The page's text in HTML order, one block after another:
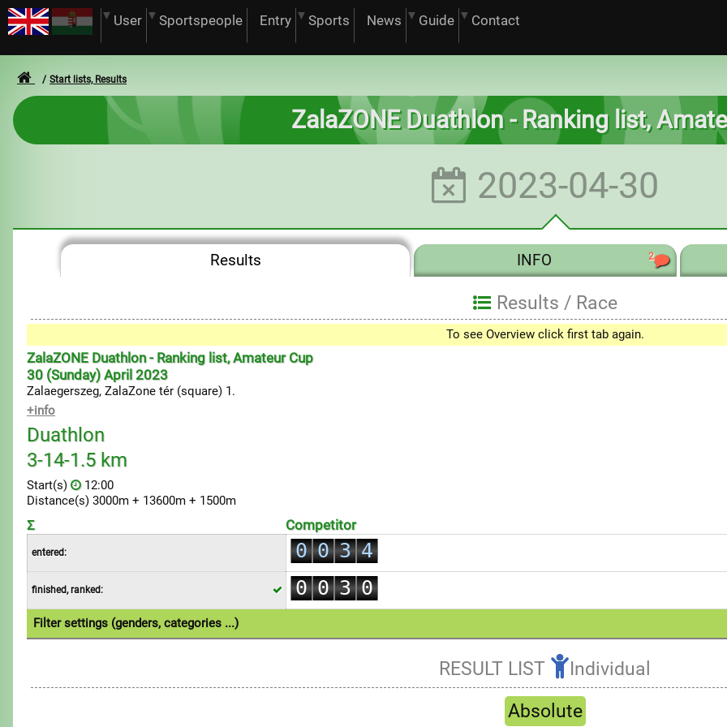
User Sportspeople Entry Sports News Guide Contact
Start lists, Results
ZalaZONE Duathlon - Ranking list,
2023-04-30
Results INFO 2
Results / Race
To see Overview click first tab again.
ZalaZONE Duathlon - Ranking list, Amateur Cup
30 (Sunday) April 2023
Zalaegerszeg, ZalaZone tér (square) 1.
+info
Duathlon
3-14-1.5 km
Start(s)
12:00
Distance(s) 3000m + 13600m + 1500m
Σ Competitor
entered:
0
1
2
0
1
2
2
3
4
5
4
5
6
finished, ranked:
0
1
2
4
0
1
2
4
0
1
2
3
4
5
7
0
1
2
4
Filter settings (genders, categories ...)
Refresh
RESULT LIST
Individual
Absolute